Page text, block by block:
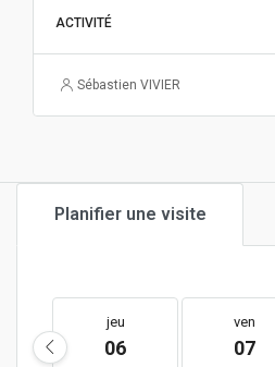
ACTIVITÉ
Sébastien VIVIER
Planifier une visite
jeu
06
ven
07